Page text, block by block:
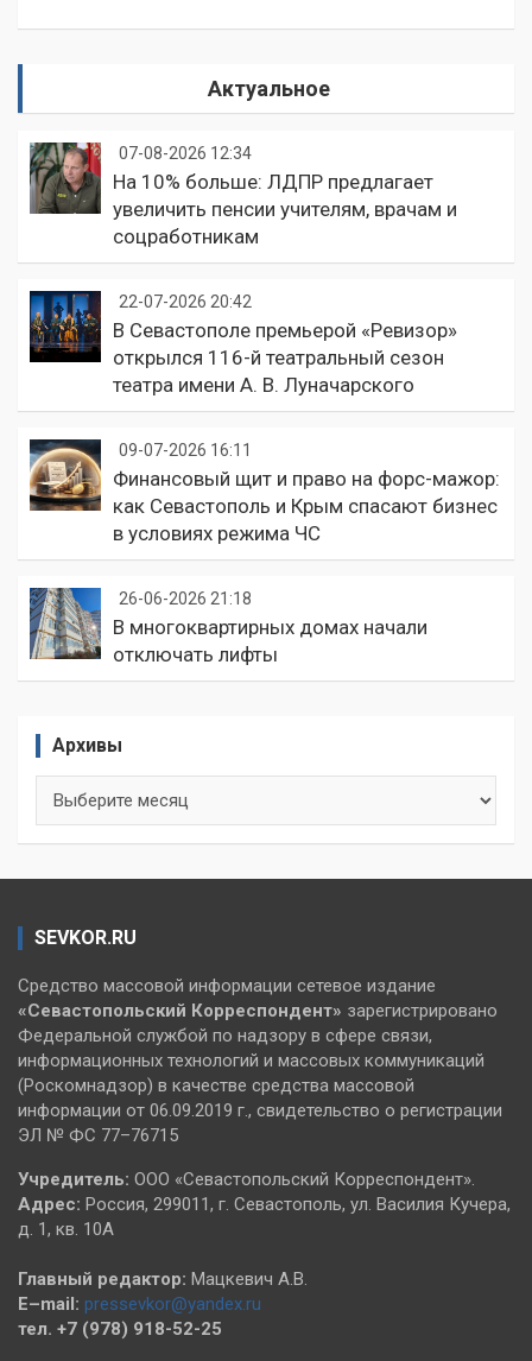
Актуальное
07-08-2026 12:34
На 10% больше: ЛДПР предлагает
увеличить пенсии учителям, врачам и
соцработникам
22-07-2026 20:42
В Севастополе премьерой «Ревизор»
открылся 116-й театральный сезон
театра имени А. В. Луначарского
09-07-2026 16:11
Финансовый щит и право на форс-мажор:
как Севастополь и Крым спасают бизнес
в условиях режима ЧС
26-06-2026 21:18
В многоквартирных домах начали
отключать лифты
Архивы
SEVKOR.RU
Средство массовой информации сетевое издание
«Севастопольский Корреспондент» зарегистрировано
Федеральной службой по надзору в сфере связи,
информационных технологий и массовых коммуникаций
(Роскомнадзор) в качестве средства массовой
информации от 06.09.2019 г., свидетельство о регистрации
ЭЛ № ФС 77–76715
Учредитель: ООО «Севастопольский Корреспондент».
Адрес: Россия, 299011, г. Севастополь, ул. Василия Кучера,
д. 1, кв. 10А
Главный редактор: Мацкевич А.В.
E–mail: pressevkor@yandex.ru
тел. +7 (978) 918-52-25